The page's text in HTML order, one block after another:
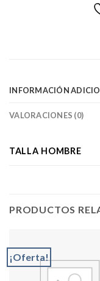
INFORMACIÓN
VALORACIONES (0)
TALLA HOMBRE
PRODUCTOS
¡Oferta!